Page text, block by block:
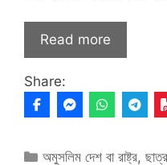
Read more
Share:
Categories
অমুসলিম দেশ বা রাষ্ট্র,